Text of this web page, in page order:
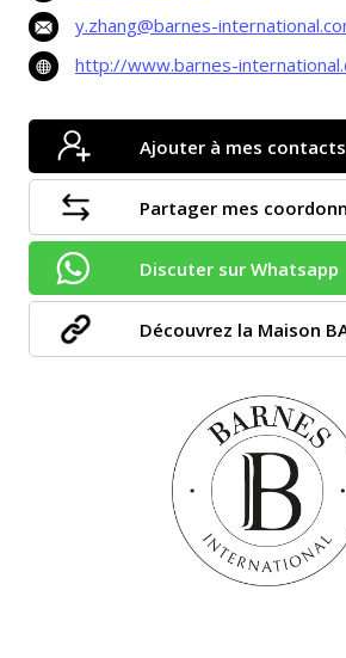
y.zhang@barnes-
http://www.barnes-
Ajouter à mes contacts
Partager mes
Discuter sur Whatsapp
Découvrez la Maison